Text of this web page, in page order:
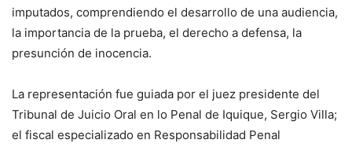
imputados, comprendiendo el desarrollo de una audiencia,
la importancia de la prueba, el derecho a defensa, la
presunción de inocencia.
La representación fue guiada por el juez presidente del
Tribunal de Juicio Oral en lo Penal de Iquique, Sergio Villa;
el fiscal especializado en Responsabilidad Penal